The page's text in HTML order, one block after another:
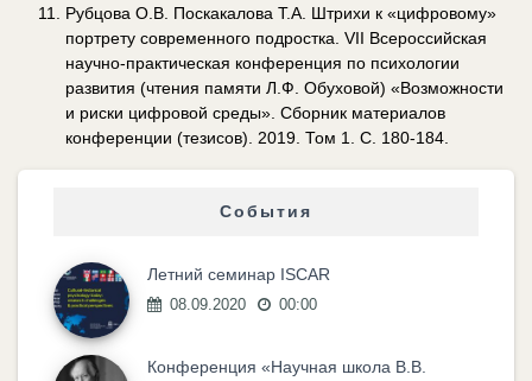
Рубцова О.В. Поскакалова Т.А. Штрихи к «цифровому»
портрету современного подростка. VII Всероссийская
научно-практическая конференция по психологии
развития (чтения памяти Л.Ф. Обуховой) «Возможности
и риски цифровой среды». Сборник материалов
конференции (тезисов). 2019. Том 1. С. 180-184.
События
Летний семинар ISCAR
08.09.2020 00:00
Конференция «Научная школа В.В.